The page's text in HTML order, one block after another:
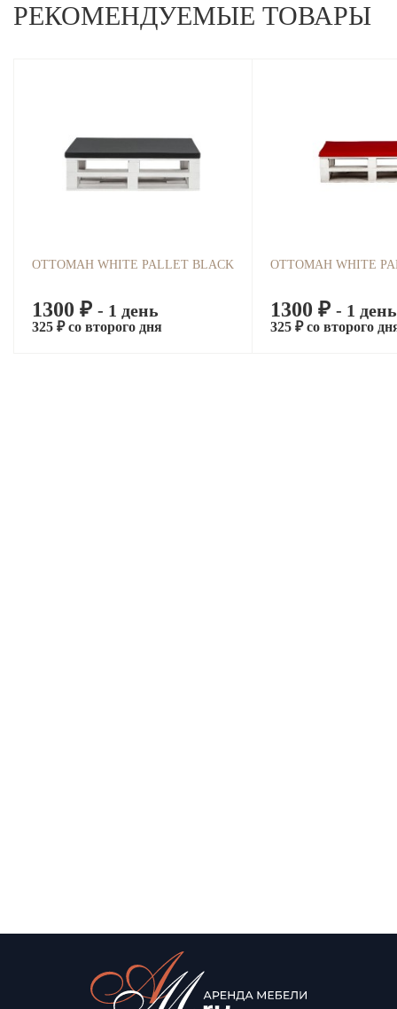
РЕКОМЕНДУЕМЫЕ ТОВАРЫ
ОТТОМАН WHITE PALLET BLACK
1300 ₽ - 1 день
325 ₽ со второго дня
ОТТОМАН WHITE
1300 ₽ - 1 день
325 ₽ со второго